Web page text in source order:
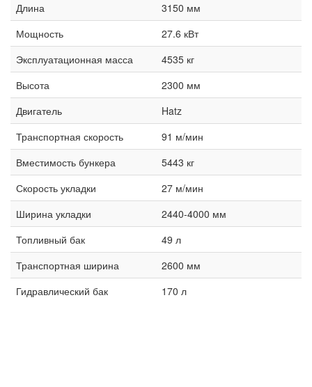
Длина
3150 мм
Мощность
27.6 кВт
Эксплуатационная масса
4535 кг
Высота
2300 мм
Двигатель
Hatz
Транспортная скорость
91 м/мин
Вместимость бункера
5443 кг
Скорость укладки
27 м/мин
Ширина укладки
2440-4000 мм
Топливный бак
49 л
Транспортная ширина
2600 мм
Гидравлический бак
170 л